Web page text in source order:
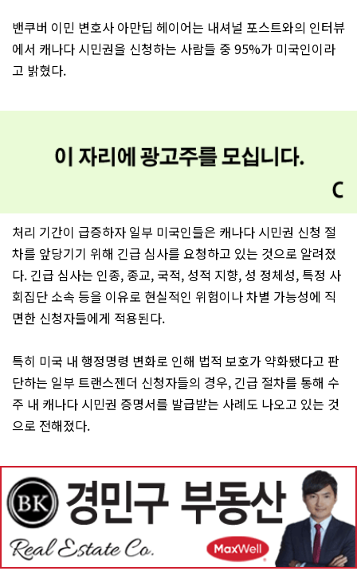
밴쿠버 이민 변호사 아만딥 헤이어는 내셔널 포스트와의 인터뷰
에서 캐나다 시민권을 신청하는 사람들 중 95%가 미국인이라
고 밝혔다.
처리 기간이 급증하자 일부 미국인들은 캐나다 시민권 신청 절
차를 앞당기기 위해 긴급 심사를 요청하고 있는 것으로 알려졌
다. 긴급 심사는 인종, 종교, 국적, 성적 지향, 성 정체성, 특정 사
회집단 소속 등을 이유로 현실적인 위험이나 차별 가능성에 직
면한 신청자들에게 적용된다.
특히 미국 내 행정명령 변화로 인해 법적 보호가 약화됐다고 판
단하는 일부 트랜스젠더 신청자들의 경우, 긴급 절차를 통해 수
주 내 캐나다 시민권 증명서를 발급받는 사례도 나오고 있는 것
으로 전해졌다.